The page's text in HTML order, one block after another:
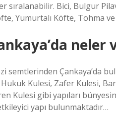
sıralanabilir. Bici, Bulgur
Yumurtalı Köfte, Tohma
neler
semtlerinden Çankaya’da
Kulesi, Zafer Kulesi,
Kulesi gibi yapıları
yapı bulunmaktadır…